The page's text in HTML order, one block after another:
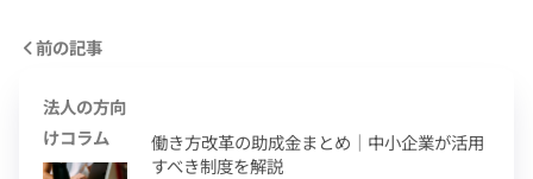
前の記事
法人の方向
けコラム
働き方改革の助成金まとめ｜中小企業が活用
すべき制度を解説